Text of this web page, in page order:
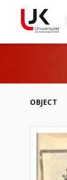
OBJECT